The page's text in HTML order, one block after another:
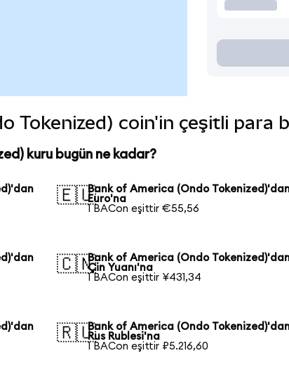
Tokenized) coin'in çeşitli para
kuru bugün ne kadar?
🇪🇺Bank of America (Ondo
Euro'na
1 BACon eşittir €55,56
🇨🇳Bank of America (Ondo
Çin Yuanı'na
1 BACon eşittir ¥431,34
🇷🇺Bank of America (Ondo
Rus Rublesi'na
1 BACon eşittir ₽5.216,60